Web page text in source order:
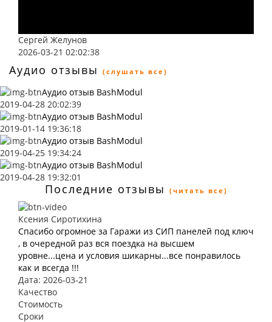
Сергей Желунов
2026-03-21 02:02:38
Аудио отзывы (слушать все)
Аудио отзыв BashModul
2019-04-28 20:02:39
Аудио отзыв BashModul
2019-01-14 19:36:18
Аудио отзыв BashModul
2019-04-25 19:34:24
Аудио отзыв BashModul
2019-04-28 19:32:01
Последние отзывы (читать все)
Ксения Сиротихина
Спасибо огромное за Гаражи из СИП панелей под ключ
, в очередной раз вся поездка на высшем
уровне...цена и условия шикарны...все понравилось
как и всегда !!!
Дата: 2026-03-21
Качество
Стоимость
Сроки